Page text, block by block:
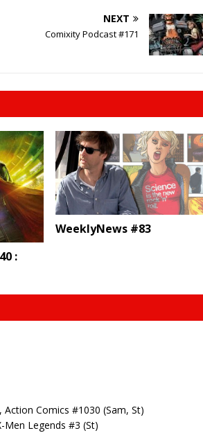
NEXT
Comixity Podcast #171
:
WeeklyNews #83
Comics #1030 (Sam, St)
Men Legends #3 (St)